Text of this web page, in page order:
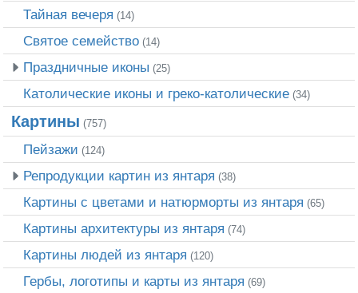
Тайная вечеря (14)
Святое семейство (14)
Праздничные иконы (25)
Католические иконы и греко-католические (34)
Картины (757)
Пейзажи (124)
Репродукции картин из янтаря (38)
Картины с цветами и натюрморты из янтаря (65)
Картины архитектуры из янтаря (74)
Картины людей из янтаря (120)
Гербы, логотипы и карты из янтаря (69)